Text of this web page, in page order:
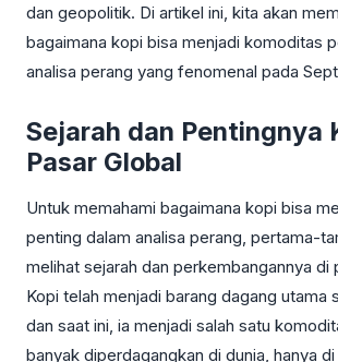
dan geopolitik. Di artikel ini, kita akan
bagaimana kopi bisa menjadi komoditas
analisa perang yang fenomenal pada
Sejarah dan Pentingnya
Pasar Global
Untuk memahami bagaimana kopi bisa
penting dalam analisa perang, pertama-
melihat sejarah dan perkembangannya di
Kopi telah menjadi barang dagang utama
dan saat ini, ia menjadi salah satu
banyak diperdagangkan di dunia, hanya